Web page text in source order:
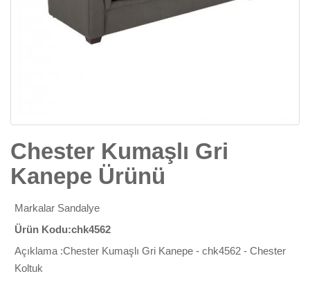
Chester Kumaşlı Gri
Kanepe Ürünü
Markalar Sandalye
Ürün Kodu:chk4562
Açıklama :Chester Kumaşlı Gri Kanepe - chk4562 - Chester
Koltuk